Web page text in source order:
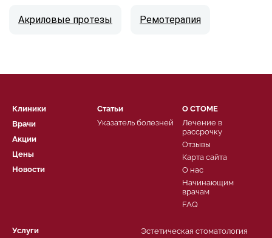
Акриловые протезы Ремотерапия
Клиники
Врачи
Акции
Цены
Новости
Услуги
Эстетическая стоматология
О СТОМЕ
Лечение в
рассрочку
Отзывы
Карта сайта
О нас
Начинающим
врачам
FAQ
Статьи
Указатель болезней